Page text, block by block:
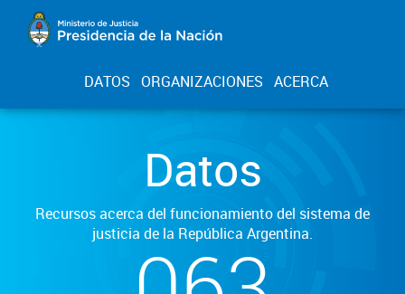
DATOS ORGANIZACIONES ACERCA
Datos
Recursos acerca del funcionamiento del sistema de
justicia de la República Argentina.